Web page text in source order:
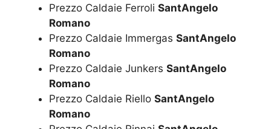
Prezzo Caldaie Ferroli SantAngelo
Romano
Prezzo Caldaie Immergas SantAngelo
Romano
Prezzo Caldaie Junkers SantAngelo
Romano
Prezzo Caldaie Riello SantAngelo
Romano